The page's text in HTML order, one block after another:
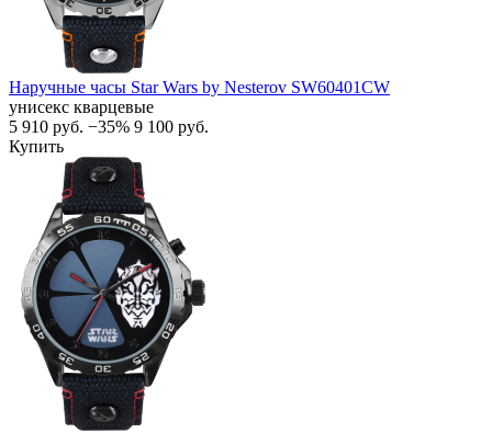
Наручные часы Star Wars by Nesterov SW60401CW
унисекс кварцевые
5 910 руб. −35% 9 100 руб.
Купить